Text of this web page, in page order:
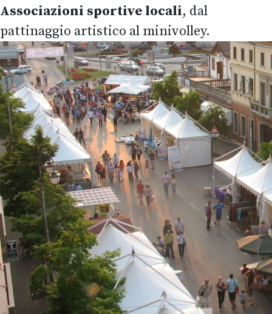
Associazioni sportive locali, dal
pattinaggio artistico al minivolley.